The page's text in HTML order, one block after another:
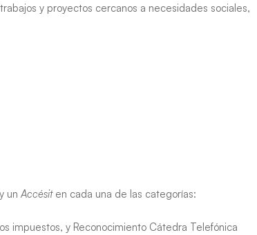
y proyectos cercanos a necesidades sociales,
un Accésiten cada una de las categorías:
impuestos, y Reconocimiento Cátedra Telefónica